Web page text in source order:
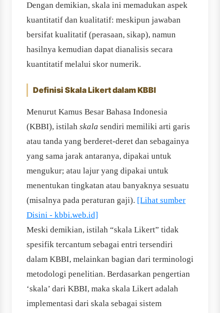
Dengan demikian, skala ini memadukan aspek
kuantitatif dan kualitatif: meskipun jawaban
bersifat kualitatif (perasaan, sikap), namun
hasilnya kemudian dapat dianalisis secara
kuantitatif melalui skor numerik.
Definisi Skala Likert dalam KBBI
Menurut Kamus Besar Bahasa Indonesia
(KBBI), istilah skala sendiri memiliki arti garis
atau tanda yang berderet-deret dan sebagainya
yang sama jarak antaranya, dipakai untuk
mengukur; atau lajur yang dipakai untuk
menentukan tingkatan atau banyaknya sesuatu
(misalnya pada peraturan gaji). [Lihat sumber
Disini - kbbi.web.id]
Meski demikian, istilah “skala Likert” tidak
spesifik tercantum sebagai entri tersendiri
dalam KBBI, melainkan bagian dari terminologi
metodologi penelitian. Berdasarkan pengertian
‘skala’ dari KBBI, maka skala Likert adalah
implementasi dari skala sebagai sistem